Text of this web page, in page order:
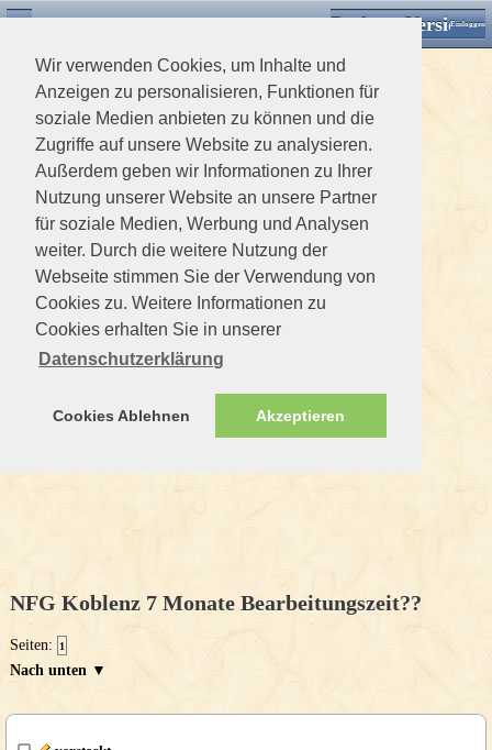
Wir verwenden Cookies, um Inhalte und
Anzeigen zu personalisieren, Funktionen für
soziale Medien anbieten zu können und die
Zugriffe auf unsere Website zu analysieren.
Außerdem geben wir Informationen zu Ihrer
Nutzung unserer Website an unsere Partner
für soziale Medien, Werbung und Analysen
weiter. Durch die weitere Nutzung der
Webseite stimmen Sie der Verwendung von
Cookies zu. Weitere Informationen zu
Cookies erhalten Sie in unserer
Datenschutzerklärung
Cookies Ablehnen Akzeptieren
Desktop VersionEinloggen
NFG Koblenz 7 Monate Bearbeitungszeit??
Seiten: 1
Nach unten ▼